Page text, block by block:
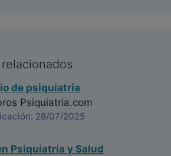
de psiquiatría
Psiquiatria.com
28/07/2025
Psiquiatría y Salud